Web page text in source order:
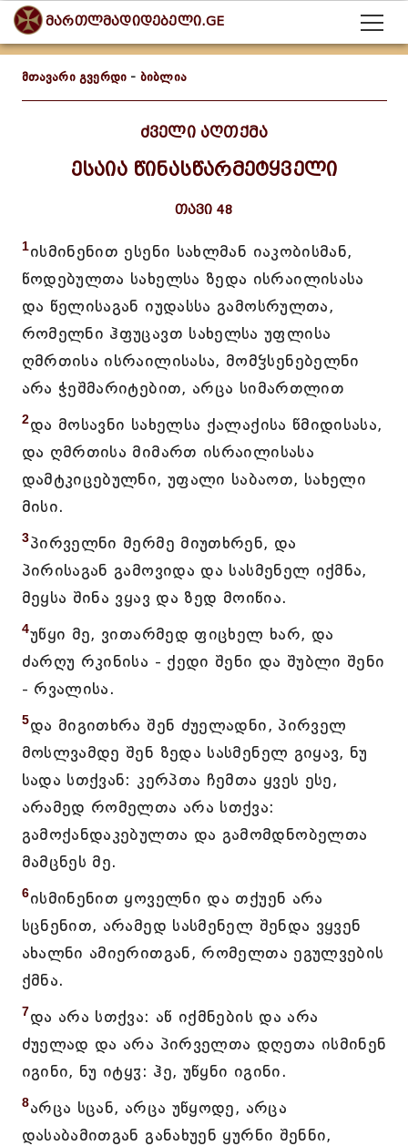
მართლმადიდებელი.GE
მთავარი გვერდი - ბიბლია
ძველი აღთქმა
ესაია წინასწარმეტყველი
თავი 48
1ისმინენით ესენი სახლმან იაკობისმან,
წოდებულთა სახელსა ზედა ისრაილისასა
და წელისაგან იუდასსა გამოსრულთა,
რომელნი ჰფუცავთ სახელსა უფლისა
ღმრთისა ისრაილისასა, მომჴსენებელნი
არა ჭეშმარიტებით, არცა სიმართლით
2და მოსავნი სახელსა ქალაქისა წმიდისასა,
და ღმრთისა მიმართ ისრაილისასა
დამტკიცებულნი, უფალი საბაოთ, სახელი
მისი.
3პირველნი მერმე მიუთხრენ, და
პირისაგან გამოვიდა და სასმენელ იქმნა,
მეყსა შინა ვყავ და ზედ მოიწია.
4უწყი მე, ვითარმედ ფიცხელ ხარ, და
ძარღუ რკინისა - ქედი შენი და შუბლი შენი
- რვალისა.
5და მიგითხრა შენ ძუელადნი, პირველ
მოსლვამდე შენ ზედა სასმენელ გიყავ, ნუ
სადა სთქვან: კერპთა ჩემთა ყვეს ესე,
არამედ რომელთა არა სთქვა:
გამოქანდაკებულთა და გამომდნობელთა
მამცნეს მე.
6ისმინენით ყოველნი და თქუენ არა
სცნენით, არამედ სასმენელ შენდა ვყვენ
ახალნი ამიერითგან, რომელთა ეგულვების
ქმნა.
7და არა სთქვა: აწ იქმნების და არა
ძუელად და არა პირველთა დღეთა ისმინენ
იგინი, ნუ იტყჳ: ჰე, უწყნი იგინი.
8არცა სცან, არცა უწყოდე, არცა
დასაბამითგან განახუენ ყურნი შენნი,